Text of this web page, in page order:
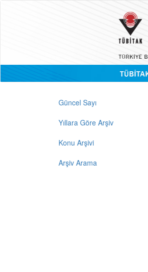
Güncel Sayı
Yıllara Göre Arşiv
Konu Arşivi
Arşiv Arama